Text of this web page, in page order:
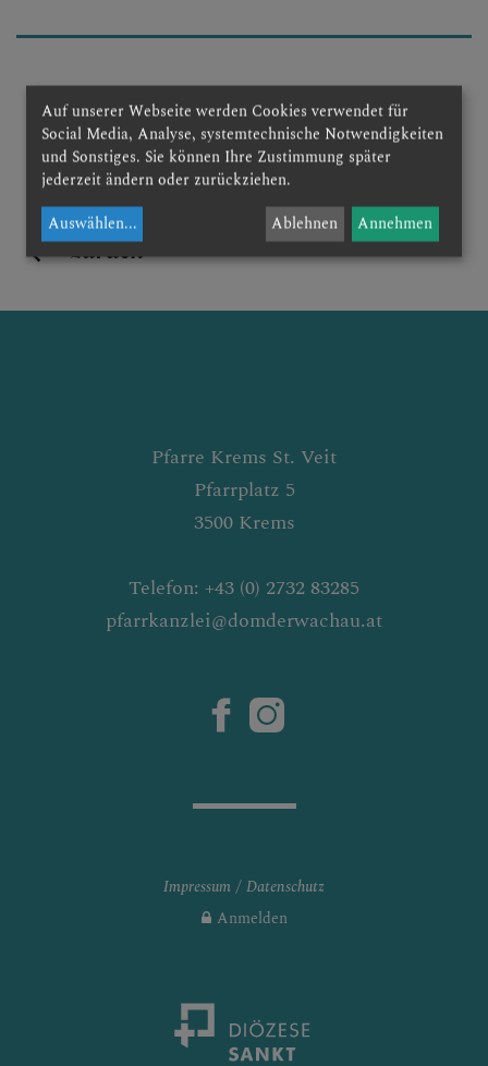
KIRCHENMUSIK
GELÖBNISWALLFAHRT
DOMFREUNDE
INTERN
zurück
Pfarre Krems St. Veit
Pfarrplatz 5
3500 Krems
Telefon: +43 (0) 2732 83285
pfarrkanzlei@domderwachau.at
Impressum
Datenschutz
Anmelden
Auf unserer Webseite werden Cookies verwendet für
Social Media, Analyse, systemtechnische Notwendigkeiten
und Sonstiges. Sie können Ihre Zustimmung später
jederzeit ändern oder zurückziehen.
Auswählen... Ablehnen Annehmen